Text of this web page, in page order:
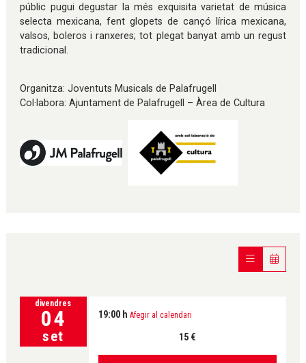
públic pugui degustar la més exquisita varietat de música
selecta mexicana, fent glopets de cançó lírica mexicana,
valsos, boleros i ranxeres; tot plegat banyat amb un regust
tradicional.
Organitza: Joventuts Musicals de Palafrugell
Col·labora: Ajuntament de Palafrugell – Àrea de Cultura
divendres
04
set
19:00 h Afegir al calendari
15 €